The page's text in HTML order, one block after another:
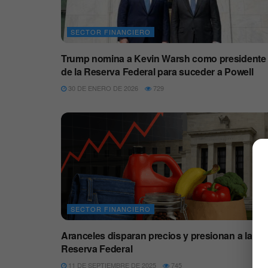
SECTOR FINANCIERO
Trump nomina a Kevin Warsh como presidente
de la Reserva Federal para suceder a Powell
30 DE ENERO DE 2026 729
SECTOR FINANCIERO
Aranceles disparan precios y presionan a la
Reserva Federal
11 DE SEPTIEMBRE DE 2025 745